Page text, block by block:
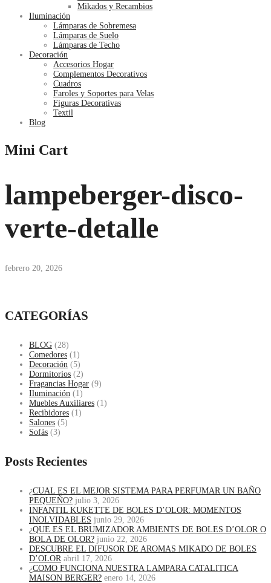
Mikados y Recambios
Iluminación
Lámparas de Sobremesa
Lámparas de Suelo
Lámparas de Techo
Decoración
Accesorios Hogar
Complementos Decorativos
Cuadros
Faroles y Soportes para Velas
Figuras Decorativas
Textil
Blog
Mini Cart
lampeberger-disco-
verte-detalle
febrero 20, 2026
CATEGORÍAS
BLOG (28)
Comedores (1)
Decoración (5)
Dormitorios (2)
Fragancias Hogar (9)
Iluminación (1)
Muebles Auxiliares (1)
Recibidores (1)
Salones (5)
Sofás (3)
Posts Recientes
¿CUAL ES EL MEJOR SISTEMA PARA PERFUMAR UN BAÑO
PEQUEÑO? julio 3, 2026
INFANTIL KUKETTE DE BOLES D’OLOR: MOMENTOS
INOLVIDABLES junio 29, 2026
¿QUE ES EL BRUMIZADOR AMBIENTS DE BOLES D’OLOR O
BOLA DE OLOR? junio 22, 2026
DESCUBRE EL DIFUSOR DE AROMAS MIKADO DE BOLES
D’OLOR abril 17, 2026
¿COMO FUNCIONA NUESTRA LAMPARA CATALITICA
MAISON BERGER? enero 14, 2026